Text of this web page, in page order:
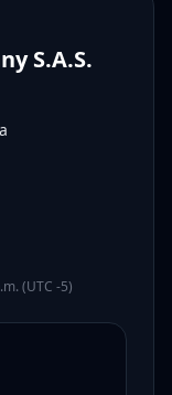
S.A.S.
(UTC -5)